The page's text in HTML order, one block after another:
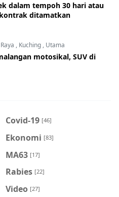
dalam tempoh 30 hari atau
ditamatkan
, Kuching , Utama
motosikal, SUV di
Covid-19 [46]
Ekonomi [83]
MA63 [17]
Rabies [22]
Video [27]